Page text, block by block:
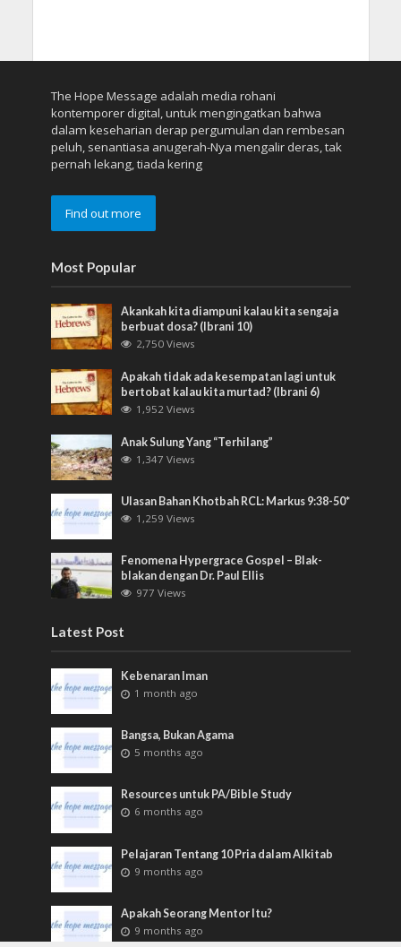
The Hope Message adalah media rohani
kontemporer digital, untuk mengingatkan bahwa
dalam keseharian derap pergumulan dan rembesan
peluh, senantiasa anugerah-Nya mengalir deras, tak
pernah lekang, tiada kering
Find out more
Most Popular
Akankah kita diampuni kalau kita sengaja
berbuat dosa? (Ibrani 10)
2,750 Views
Apakah tidak ada kesempatan lagi untuk
bertobat kalau kita murtad? (Ibrani 6)
1,952 Views
Anak Sulung Yang “Terhilang”
1,347 Views
Ulasan Bahan Khotbah RCL: Markus 9:38-50*
1,259 Views
Fenomena Hypergrace Gospel – Blak-
blakan dengan Dr. Paul Ellis
977 Views
Latest Post
Kebenaran Iman
1 month ago
Bangsa, Bukan Agama
5 months ago
Resources untuk PA/Bible Study
6 months ago
Pelajaran Tentang 10 Pria dalam Alkitab
9 months ago
Apakah Seorang Mentor Itu?
9 months ago